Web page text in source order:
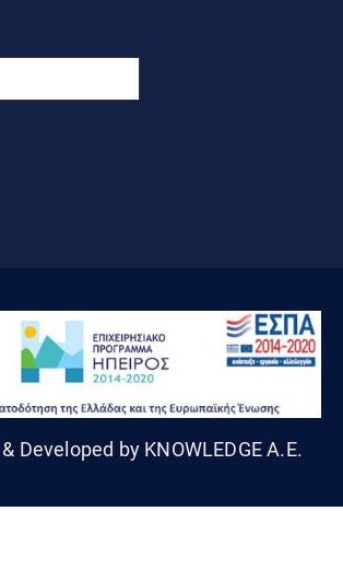
Developed by KNOWLEDGE A.E.